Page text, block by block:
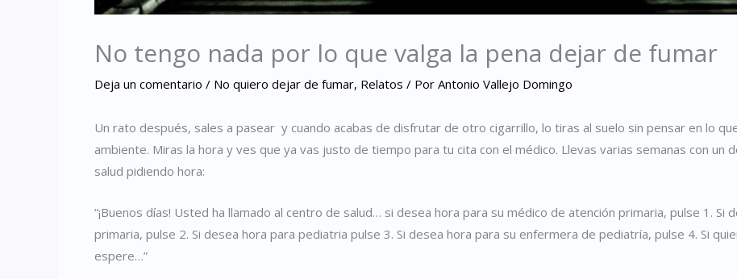
No tengo nada por lo que valga la pena dejar de fumar
Deja un comentario / No quiero dejar de fumar, Relatos / Por Antonio Vallejo Domingo
Un rato después, sales a pasear y cuando acabas de disfrutar de otro cigarrillo, lo tiras al suelo sin pensar en lo
ambiente. Miras la hora y ves que ya vas justo de tiempo para tu cita con el médico. Llevas varias semanas con un
salud pidiendo hora:
“¡Buenos días! Usted ha llamado al centro de salud… si desea hora para su médico de atención primaria, pulse 1.
primaria, pulse 2. Si desea hora para pediatria pulse 3. Si desea hora para su enfermera de pediatría, pulse 4. Si
espere…”